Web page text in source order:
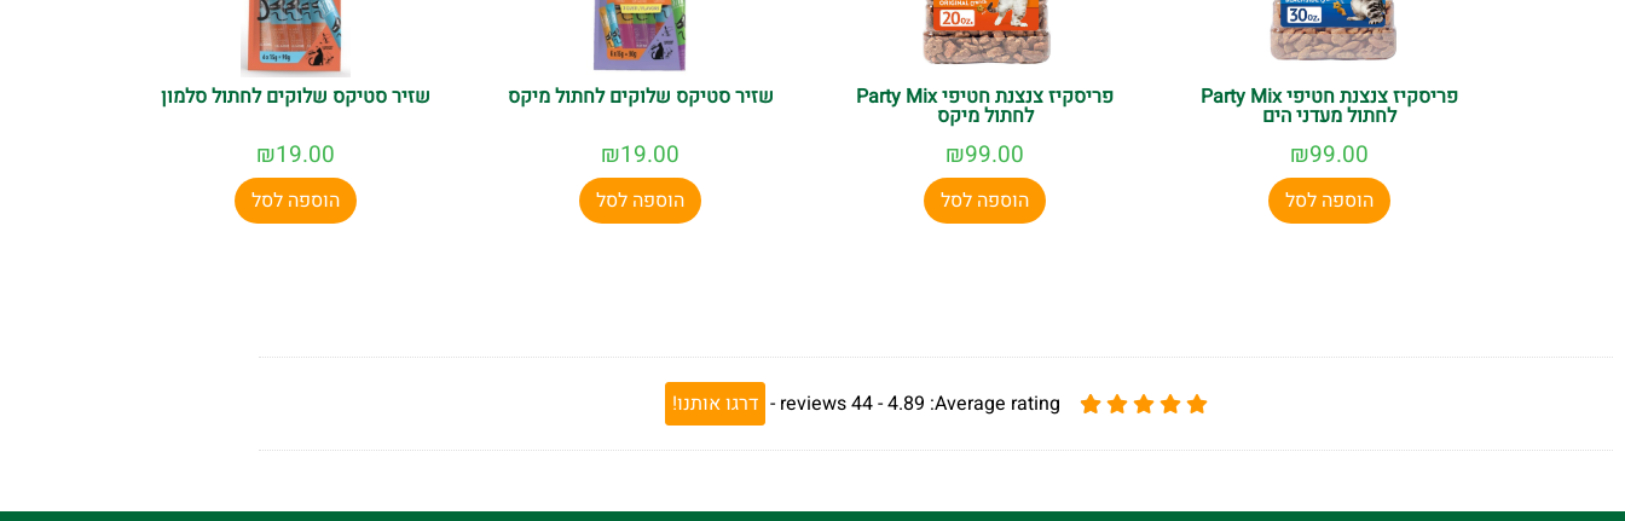
פריסקיז צנצנת חטיפי Party Mix
לחתול מעדני הים
₪99.00
הוספה לסל
פריסקיז צנצנת חטיפי Party Mix
לחתול מיקס
₪99.00
הוספה לסל
שזיר סטיקס שלוקים לחתול מיקס
₪19.00
הוספה לסל
שזיר סטיקס שלוקים לחתול סלמון
₪19.00
הוספה לסל
Average rating:
4.89 -
44
reviews
- דרגו אותנו!